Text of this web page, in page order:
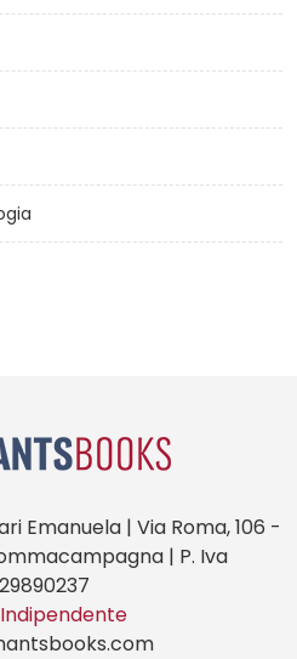
Emanuela | Via Roma, 106 -
| P. Iva
Indipendente